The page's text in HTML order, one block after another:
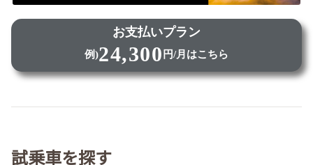
お支払いプラン
例)24,300 円/月はこちら
試乗車を探す